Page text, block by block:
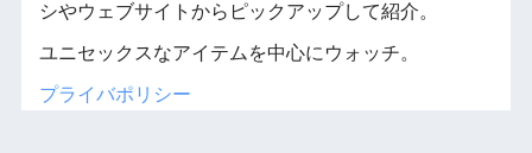
シやウェブサイトからピックアップして紹介。
ユニセックスなアイテムを中心にウォッチ。
プライバポリシー